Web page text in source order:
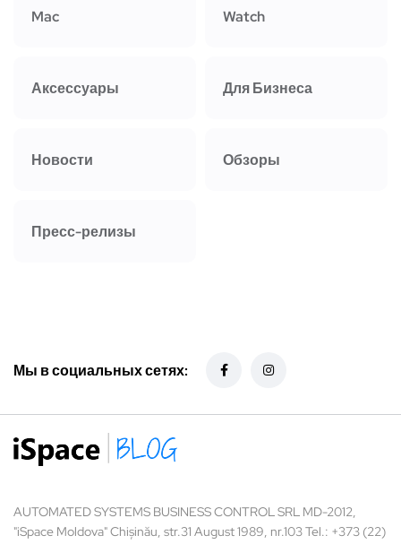
Mac Watch
Аксессуары Для Бизнеса
Новости Обзоры
Пресс-релизы
Мы в социальных сетях:
AUTOMATED SYSTEMS BUSINESS CONTROL SRL MD-2012,
"iSpace Moldova" Chișinău, str.31 August 1989, nr.103 Tel.: +373 (22)